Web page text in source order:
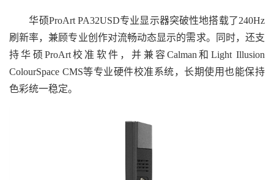
华硕ProArt PA32USD专业显示器突破性地搭载了240Hz
刷新率，兼顾专业创作对流畅动态显示的需求。同时，还支
持华硕ProArt校准软件，并兼容Calman和Light Illusion
ColourSpace CMS等专业硬件校准系统，长期使用也能保持
色彩统一稳定。